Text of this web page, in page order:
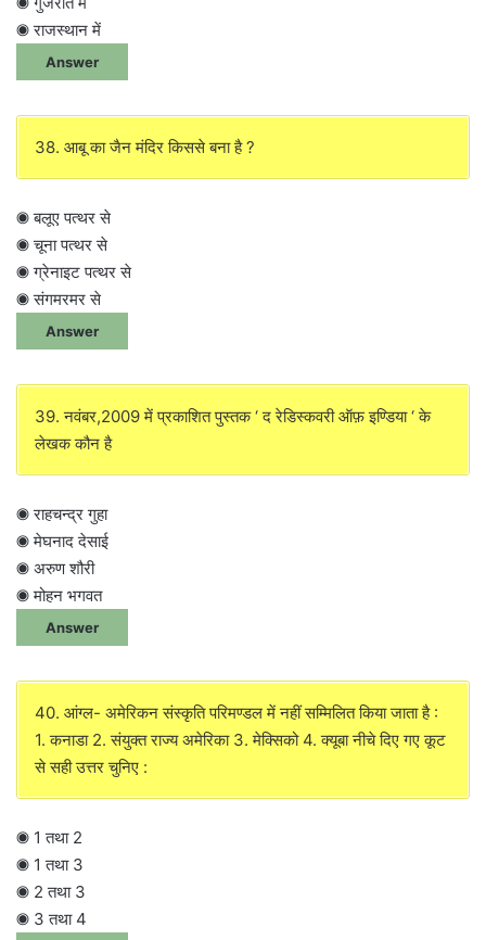
◉ राजस्थान में
Answer
38. आबू का जैन मंदिर किससे बना है ?
◉ बलूए पत्थर से
◉ चूना पत्थर से
◉ ग्रेनाइट पत्थर से
◉ संगमरमर से
Answer
39. नवंबर,2009 में प्रकाशित पुस्तक ‘ द रेडिस्कवरी ऑफ़ इण्डिया ‘ के
लेखक कौन है
◉ राहचन्द्र गुहा
◉ मेघनाद देसाई
◉ अरुण शौरी
◉ मोहन भगवत
Answer
40. आंग्ल- अमेरिकन संस्कृति परिमण्डल में नहीं सम्मिलित किया जाता है :
1. कनाडा 2. संयुक्त राज्य अमेरिका 3. मेक्सिको 4. क्यूबा नीचे दिए गए कूट
से सही उत्तर चुनिए :
◉ 1 तथा 2
◉ 1 तथा 3
◉ 2 तथा 3
◉ 3 तथा 4